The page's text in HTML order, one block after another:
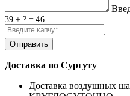
39 + ? = 46
Доставка по Сургуту
Доставка воздушных